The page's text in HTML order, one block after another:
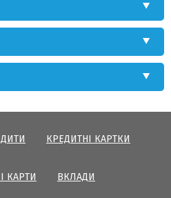
КРЕДИТНІ КАРТКИ
КАРТИ ВКЛАДИ